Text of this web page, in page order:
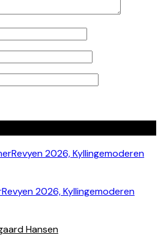
2026, Kyllingemoderen
Hansen